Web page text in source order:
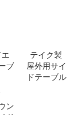
ブ
テイク製
屋外用サイ
ドテーブル
ン